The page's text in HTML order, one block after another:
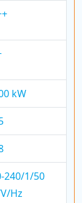
kW
240/1/50
Hz